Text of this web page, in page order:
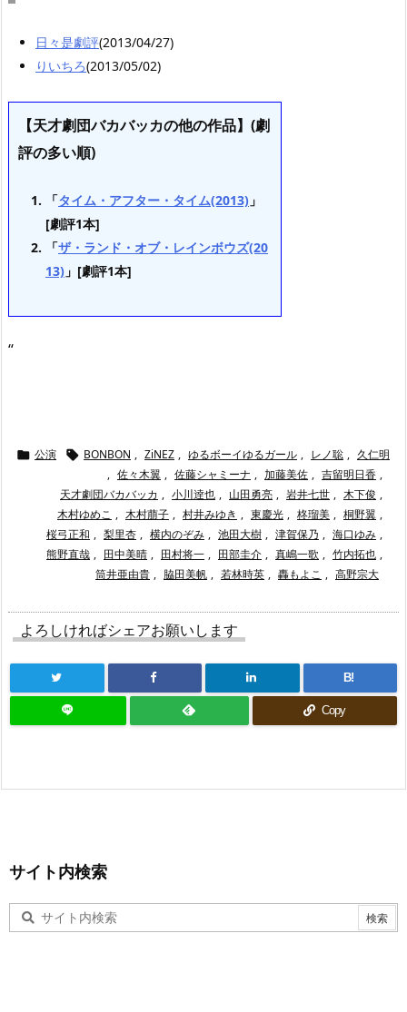
日々是劇評(2013/04/27)
りいちろ(2013/05/02)
【天才劇団バカバッカの他の作品】(劇
評の多い順)
「タイム・アフター・タイム(2013) 」
[劇評1本]
「ザ・ランド・オブ・レインボウズ(20
13) 」[劇評1本]
“
 公演  BONBON , ZiNEZ , ゆるボーイゆるガール , レノ聡 , 久仁明
, 佐々木翼 , 佐藤シャミーナ , 加藤美佐 , 吉留明日香 ,
天才劇団バカバッカ , 小川逹也 , 山田勇亮 , 岩井七世 , 木下俊 ,
木村ゆめこ , 木村萠子 , 村井みゆき , 東慶光 , 柊瑠美 , 桐野翼 ,
桜弓正和 , 梨里杏 , 横内のぞみ , 池田大樹 , 津賀保乃 , 海口ゆみ ,
熊野直哉 , 田中美晴 , 田村将一 , 田部圭介 , 真嶋一歌 , 竹内拓也 ,
筒井亜由貴 , 脇田美帆 , 若林時英 , 轟もよこ , 高野宗大
よろしければシェアお願いします
B!
Copy
サイト内検索